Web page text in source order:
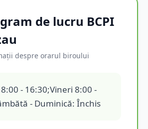
de lucru BCPI
despre orarul biroului
8:00 - 16:30;Vineri 8:00 -
- Duminică: Închis